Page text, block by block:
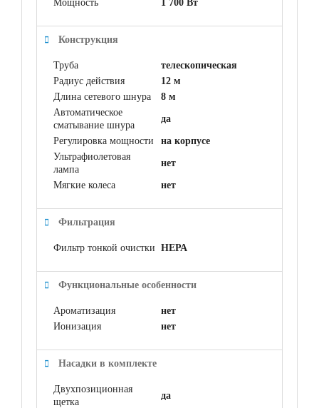
Мощность 1 700 Вт
Конструкция
Труба
телескопическая
Радиус действия
12 м
Длина сетевого шнура
8 м
Автоматическое
сматывание шнура
да
Регулировка мощности
на корпусе
Ультрафиолетовая
лампа
нет
Мягкие колеса нет
Фильтрация
Фильтр тонкой очистки НЕРА
Функциональные особенности
Ароматизация
нет
Ионизация
нет
Насадки в комплекте
Двухпозиционная
щетка
да